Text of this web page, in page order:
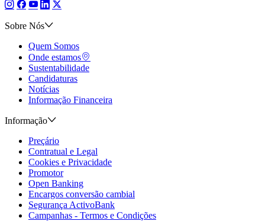
Sobre Nós
Quem Somos
Onde estamos
Sustentabilidade
Candidaturas
Notícias
Informação Financeira
Informação
Preçário
Contratual e Legal
Cookies e Privacidade
Promotor
Open Banking
Encargos conversão cambial
Segurança ActivoBank
Campanhas - Termos e Condições